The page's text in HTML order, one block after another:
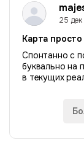
рубежом...
25
Карта просто
Спонтанно с
буквально на
в текущих